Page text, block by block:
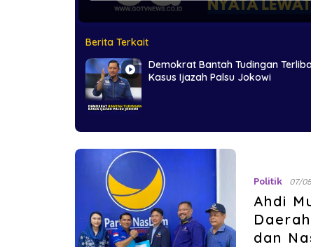
Berita Terkait
Demokrat Bantah Tudingan
Kasus Ijazah Palsu Jokowi
Politik 07/
Ahdi
dan